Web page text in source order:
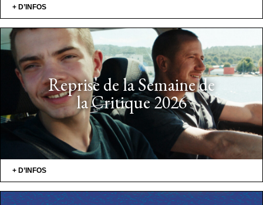
+ D’INFOS
Reprise de la Semaine de
la Critique 2026
+ D’INFOS